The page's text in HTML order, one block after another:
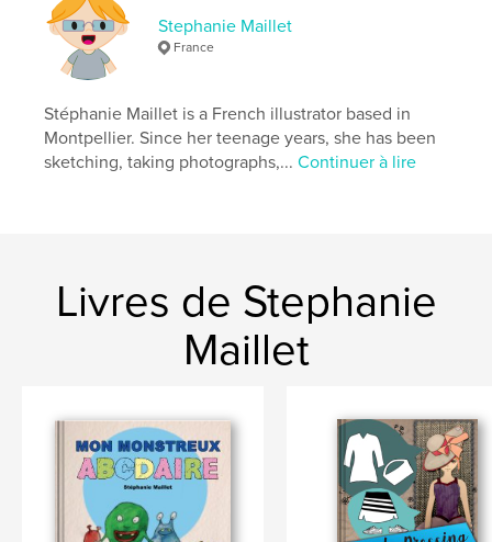
ISBN
Couverture rigide imprimée: 9798210979001
Date de publication:
LangueFrench
Mots-clés
voyage , projet artistique , photographie
Stephanie Maillet
France
Stéphanie Maillet is a French illustrator based in
Montpellier. Since her teenage years, she has been
sketching, taking photographs,...Continuer à lire
Livres de Stephanie
Maillet